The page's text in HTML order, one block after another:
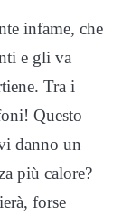
infame, che
e gli va
Tra i
Questo
danno un
più calore?
forse